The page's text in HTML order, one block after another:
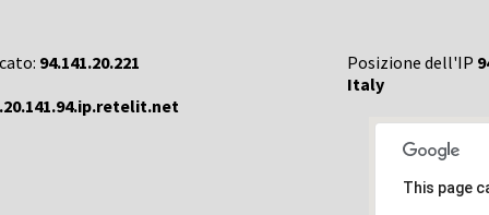
94.141.20.221
Posizione dell'IP
Italy
This page